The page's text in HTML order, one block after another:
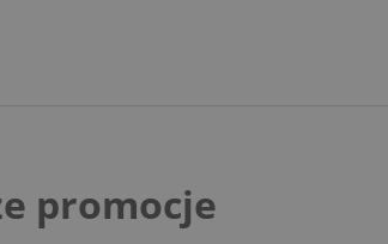
promocje